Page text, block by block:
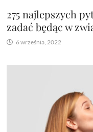
275 najlepszych
zadać będąc w
6 września, 2022